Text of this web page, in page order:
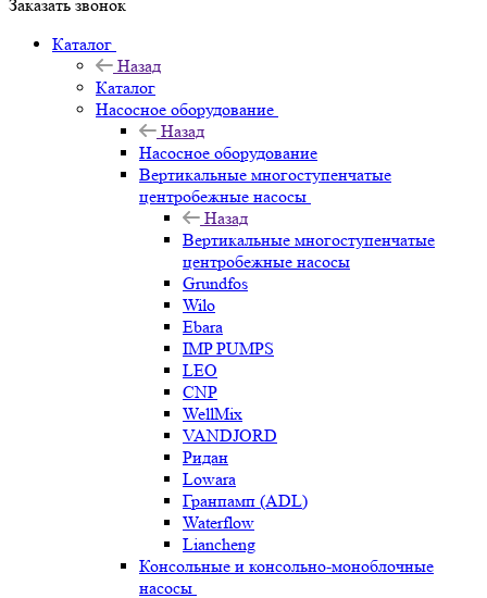
Заказать звонок
Каталог
Назад
Каталог
Насосное оборудование
Назад
Насосное оборудование
Вертикальные многоступенчатые
центробежные насосы
Назад
Вертикальные многоступенчатые
центробежные насосы
Grundfos
Wilo
Ebara
IMP PUMPS
LEO
CNP
WellMix
VANDJORD
Ридан
Lowara
Гранпамп (ADL)
Waterflow
Liancheng
Консольные и консольно-моноблочные
насосы